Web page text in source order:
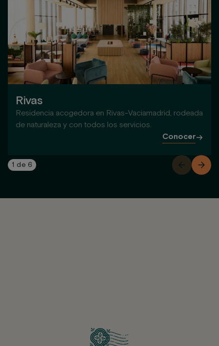
Rivas
Residencia acogedora en Rivas-Vaciamadrid, rodeada
de naturaleza y con todos los servicios.
Conocer
1 de 6